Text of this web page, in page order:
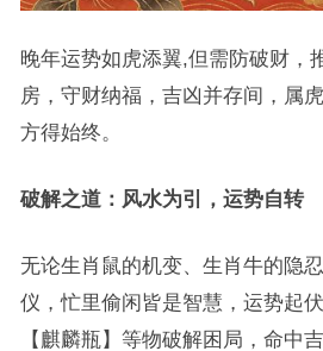
晚年运势如虎添翼,但需防破财，
房，守财纳福，吉凶并存间，属虎
方得始终。
破解之道：风水为引，运势自转
无论生肖鼠的机变、生肖牛的隐
仪，忙里偷闲皆是智慧，运势起
【麒麟瓶】等物破解困局，命中